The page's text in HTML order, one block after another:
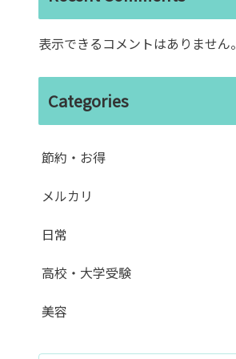
表示できるコメントはありません。
Categories
節約・お得
メルカリ
日常
高校・大学受験
美容